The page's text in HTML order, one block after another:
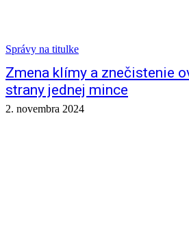
Správy na titulke
Zmena klímy a znečistenie
strany jednej mince
2. novembra 2024